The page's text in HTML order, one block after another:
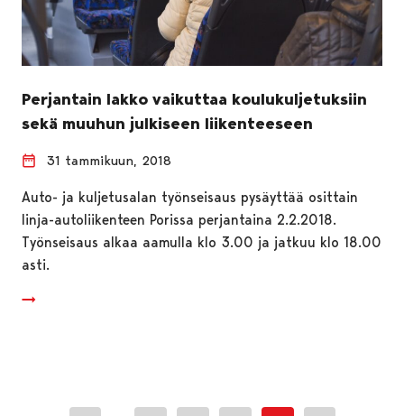
Perjantain lakko vaikuttaa koulukuljetuksiin
sekä muuhun julkiseen liikenteeseen
31 tammikuun, 2018
Auto- ja kuljetusalan työnseisaus pysäyttää osittain
linja-autoliikenteen Porissa perjantaina 2.2.2018.
Työnseisaus alkaa aamulla klo 3.00 ja jatkuu klo 18.00
asti.